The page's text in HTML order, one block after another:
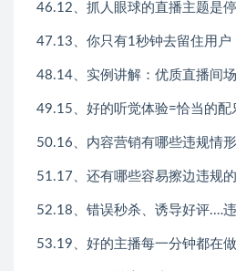
46.12、抓人眼球的直播主题是
47.13、你只有1秒钟去留住用
48.14、实例讲解：优质直播间
49.15、好的听觉体验=恰当的
50.16、内容营销有哪些违规情
51.17、还有哪些容易擦边违规
52.18、错误秒杀、诱导好评.…
53.19、好的主播每一分钟都在